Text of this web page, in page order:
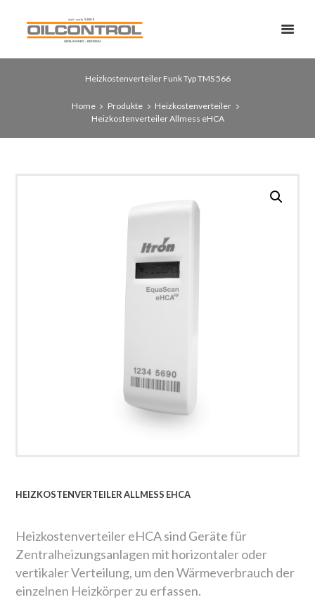
Heizkostenverteiler Funk Typ TMS 566
Home Produkte
Heizkostenverteiler
Heizkostenverteiler Allmess eHCA
HEIZKOSTENVERTEILER ALLMESS EHCA
Heizkostenverteiler eHCA sind Geräte für
Zentralheizungsanlagen mit horizontaler oder
vertikaler Verteilung, um den Wärmeverbrauch der
einzelnen Heizkörper zu erfassen.